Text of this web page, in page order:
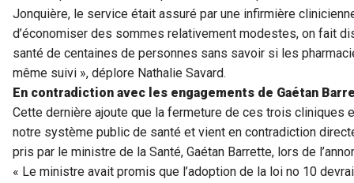
Jonquière, le service était assuré par une infirmière
d’économiser des sommes relativement modestes, on fait
santé de centaines de personnes sans savoir si les
même suivi », déplore Nathalie Savard.
En contradiction avec les engagements de Gaétan
Cette dernière ajoute que la fermeture de ces trois cliniques
notre système public de santé et vient en contradiction
pris par le ministre de la Santé, Gaétan Barrette, lors de
« Le ministre avait promis que l’adoption de la loi no 10